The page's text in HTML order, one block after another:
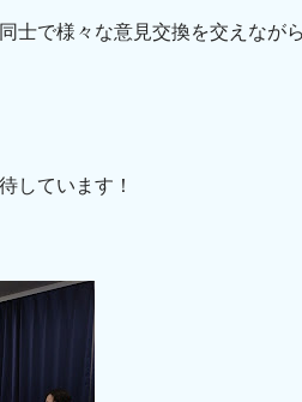
士で様々な意見交換を交えなが
しています！